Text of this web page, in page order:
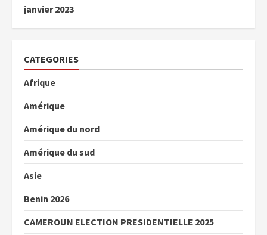
janvier 2023
CATEGORIES
Afrique
Amérique
Amérique du nord
Amérique du sud
Asie
Benin 2026
CAMEROUN ELECTION PRESIDENTIELLE 2025